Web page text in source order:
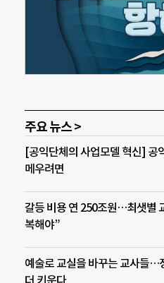
주요 뉴스 >
[공익단체의 사업모델 혁신] 공
메우려면
갈등 비용 연 250조원…최샛별
복해야”
예술로 교실을 바꾸는 교사들…
더 키운다